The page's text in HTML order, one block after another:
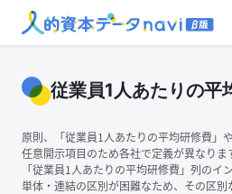
従業員1人あたりの平
原則、「従業員1人あたりの平均研修費」
任意開示項目のため各社で定義が異なりま
「従業員1人あたりの平均研修費」列の
単体・連結の区別が困難なため、その区別